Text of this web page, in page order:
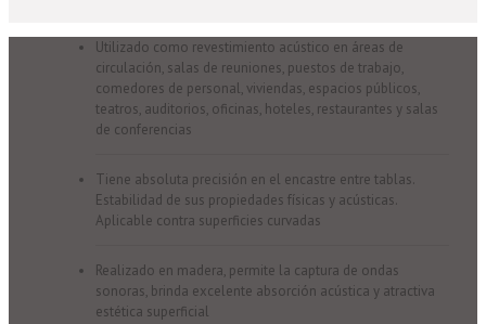
Utilizado como revestimiento acústico en áreas de
circulación, salas de reuniones, puestos de trabajo,
comedores de personal, viviendas, espacios públicos,
teatros, auditorios, oficinas, hoteles, restaurantes y salas
de conferencias
Tiene absoluta precisión en el encastre entre tablas.
Estabilidad de sus propiedades físicas y acústicas.
Aplicable contra superficies curvadas
Realizado en madera, permite la captura de ondas
sonoras, brinda excelente absorción acústica y atractiva
estética superficial